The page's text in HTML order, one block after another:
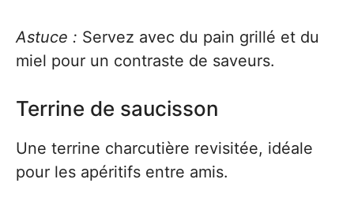
Astuce : Servez avec du pain grillé et du
miel pour un contraste de saveurs.
Terrine de saucisson
Une terrine charcutière revisitée, idéale
pour les apéritifs entre amis.